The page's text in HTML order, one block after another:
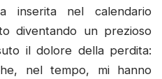
inserita nel calendario
diventando un prezioso
il dolore della perdita:
nel tempo, mi hanno